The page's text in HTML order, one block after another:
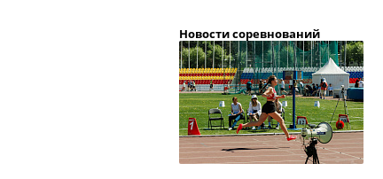
Новости соревнований